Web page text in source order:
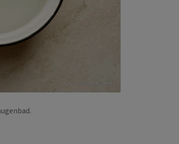
Foto: Nadja Hudovernik